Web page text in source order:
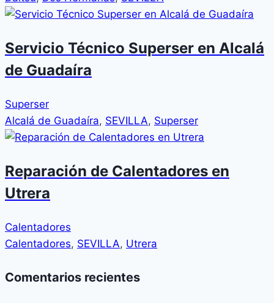
Servicio Técnico Superser en Alcalá
de Guadaíra
Superser
Alcalá de Guadaíra, SEVILLA, Superser
Reparación de Calentadores en
Utrera
Calentadores
Calentadores, SEVILLA, Utrera
Comentarios recientes